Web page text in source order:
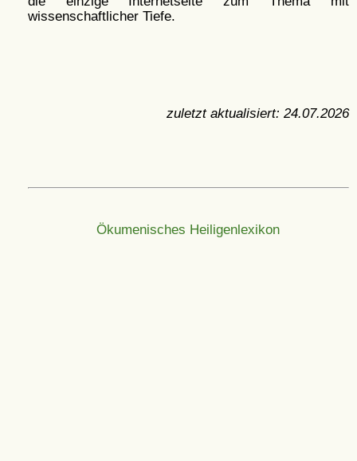
wissenschaftlicher Tiefe.
zuletzt aktualisiert: 24.07.2026
Ökumenisches Heiligenlexikon